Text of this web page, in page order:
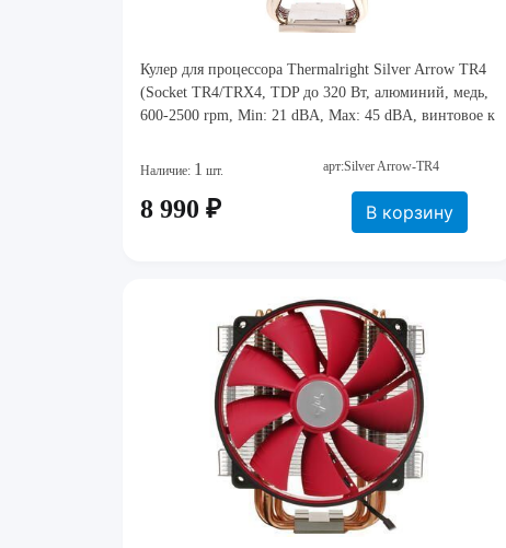
Кулер для процессора Thermalright Silver Arrow TR4
(Socket TR4/TRX4, TDP до 320 Вт, алюминий, медь,
600-2500 rpm, Min: 21 dBA, Max: 45 dBA, винтовое к
Наличие: 1 шт. арт:Silver Arrow-TR4
8 990 ₽ В корзину